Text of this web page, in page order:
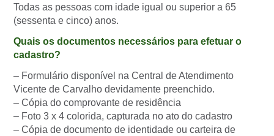
Todas as pessoas com idade igual ou superior a 65
(sessenta e cinco) anos.
Quais os documentos necessários para efetuar o
cadastro?
– Formulário disponível na Central de Atendimento
Vicente de Carvalho devidamente preenchido.
– Cópia do comprovante de residência
– Foto 3 x 4 colorida, capturada no ato do cadastro
– Cópia de documento de identidade ou carteira de